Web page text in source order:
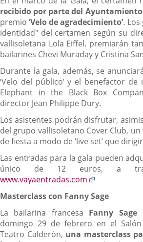
recibido por parte del
premio‘Velo de agradecimiento’. Los
identidad" del certamen según su
vallisoletana Lola Eiffel, premiarán
bailarines Chevi Muraday y Cristina
Durante la gala, además, se
‘Velo del público’ y el benefactor
Elephant in the Black Box
director Jean Philippe Dury.
Los asistentes podrán disfrutar,
del grupo vallisoletano Cover Club,
de fiesta a modo de ‘live set’ que
Las entradas para la gala pueden
único de 12 euros, a
www.vayaentradas.com
una
aplicación
externa.
Masterclass con Fanny Sage
La bailarina francesa Fanny Sage
domingo 29 de febrero en el
Teatro Calderón, una masterclass